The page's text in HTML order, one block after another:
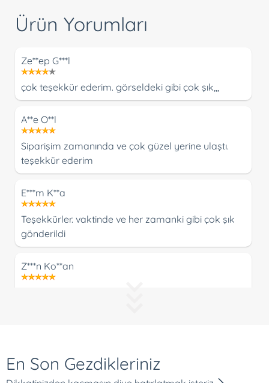
Ürün Yorumları
Ze**ep G***l
çok teşekkür ederim. görseldeki gibi çok şık,,,
A**e O**l
Siparişim zamanında ve çok güzel yerine ulaştı.
teşekkür ederim
E***m K**a
Teşekkürler. vaktinde ve her zamanki gibi çok şık
gönderildi
Z***n Ko**an
saatlerinde teslim edildi. Çok teşekkür ederim.
En Son Gezdikleriniz